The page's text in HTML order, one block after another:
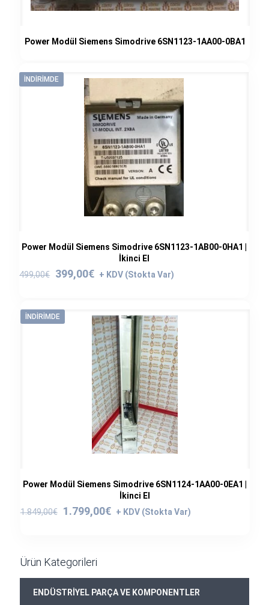
Power Modül Siemens Simodrive 6SN1123-1AA00-0BA1
İNDIRIMDE
Power Modül Siemens Simodrive 6SN1123-1AB00-0HA1 |
İkinci El
499,00€ Orijinal
399,00€
399,00€.
İNDIRIMDE
Power Modül Siemens Simodrive 6SN1124-1AA00-0EA1 |
İkinci El
1.849,00€
Orijinal
1.799,00€
Şu
Ürün Kategorileri
ENDÜSTRİYEL PARÇA VE KOMPONENTLER